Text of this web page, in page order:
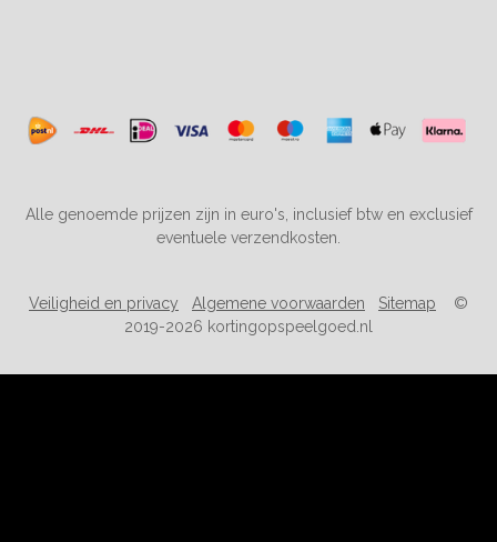
Alle genoemde prijzen zijn in euro's, inclusief btw en exclusief
eventuele verzendkosten.
Veiligheid en privacy Algemene voorwaarden Sitemap ©
2019-2026 kortingopspeelgoed.nl